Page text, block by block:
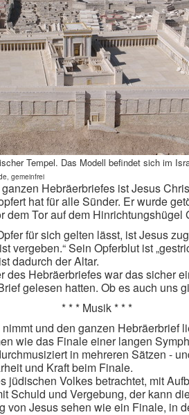
Tempel. Das Modell befindet sich im
gemeinfrei
Hebräerbriefes ist Jesus
hat für alle Sünder. Er wurde
dem Tor auf dem Hinrichtungshügel
für sich gelten lässt, ist Jesus
vergeben.“ Sein Opferblut ist
dadurch der Altar.
des Hebräerbriefes war das sicher
gelesen hatten. Ob es auch uns
* * * Musik * * *
und den ganzen Hebräerbrief
wie das Finale einer langen
in mehreren Sätzen -
und Kraft beim Finale.
jüdischen Volkes betrachtet, mit
Schuld und Vergebung, der kann
von Jesus sehen wie ein Finale, in